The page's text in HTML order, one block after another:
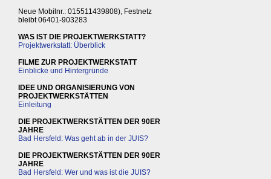
Neue Mobilnr.: 015511439808), Festnetz
bleibt 06401-903283
WAS IST DIE PROJEKTWERKSTATT?
Projektwerkstatt: Überblick
FILME ZUR PROJEKTWERKSTATT
Einblicke und Hintergründe
IDEE UND ORGANISIERUNG VON
PROJEKTWERKSTÄTTEN
Einleitung
DIE PROJEKTWERKSTÄTTEN DER 90ER
JAHRE
Bad Hersfeld: Was geht ab in der JUIS?
DIE PROJEKTWERKSTÄTTEN DER 90ER
JAHRE
Bad Hersfeld: Wer und was ist die JUIS?